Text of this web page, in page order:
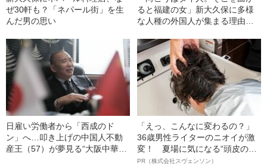
ぜ30軒も？「ネパール街」を生
んだ男の思い
ると福建の女」新大久保に多様
な人種の外国人が集まる理由と
日雇い労働者から「西成のド
ン」へ…叩き上げの中国人不動
産王（57）が夢見る“大阪中華街
「えっ、こんなに変わるの？」
36歳男性ライターのニオイが激
変！ 夏場に気になる“頭皮のニ
オイ”や“ベタつき”を解消す
PR（株式会社スヴェンソン）